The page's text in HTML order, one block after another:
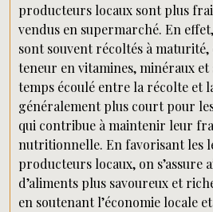
producteurs locaux sont plus
vendus en supermarché. En
sont souvent récoltés à
teneur en vitamines, minéraux et
temps écoulé entre la récolte et
généralement plus court pour
qui contribue à maintenir leur
nutritionnelle. En favorisant les
producteurs locaux, on s’assure
d’aliments plus savoureux et
en soutenant l’économie locale